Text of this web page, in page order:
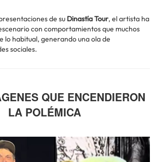
de su Dinastía Tour, el artista ha
con comportamientos que muchos
lo habitual, generando una ola de
sociales.
QUE ENCENDIERON
LA POLÉMICA